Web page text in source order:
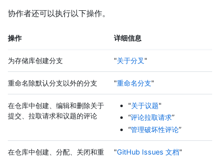
协作者还可以执行以下操作。
操作 详细信息
为存储库创建分支 "关于分叉 "
重命名除默认分支以外的分支 "重命名分支"
在仓库中创建、编辑和删除关于
提交、拉取请求和议题的评论
"关于议题"
“评论拉取请求”
“管理破坏性评论”
在仓库中创建、分配、关闭和重
"GitHub Issues 文档"